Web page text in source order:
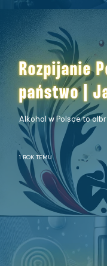
Rozpijanie
państwo |
Alkohol w Polsce to
1 ROK TEMU